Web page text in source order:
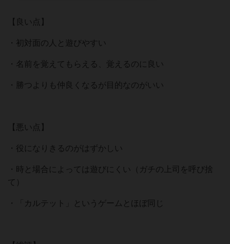
【良い点】
・初対面の人と遊びやすい
・名前を覚えてもらえる、覚えるのに良い
・勝つよりも仲良くなるが目的なのがいい
【悪い点】
・役になりきるのがはずかしい
・時と場合によっては遊びにくい（ガチの上司を呼び捨
て）
・「カルテット」というゲームとほぼ同じ